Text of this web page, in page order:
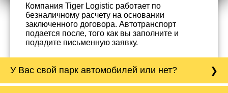
Компания Tiger Logistic работает по
безналичному расчету на основании
заключенного договора. Автотранспорт
подается после, того как вы заполните и
подадите письменную заявку.
У Вас свой парк автомобилей или нет?